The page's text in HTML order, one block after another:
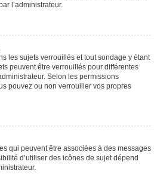
l’administrateur.
les sujets verrouillés et tout sondage y étant
peuvent être verrouillés pour différentes
Selon les permissions
pouvez ou non verrouiller vos propres
qui peuvent être associées à des messages
d’utiliser des icônes de sujet dépend